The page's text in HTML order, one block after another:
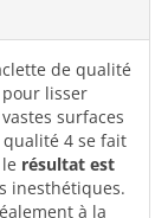
de qualité
lisser
surfaces
4 se fait
résultat est
inesthétiques.
à la